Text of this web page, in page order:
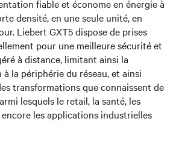
fiable et économe en énergie à
densité, en une seule unité, en
Liebert GXT5 dispose de prises
pour une meilleure sécurité et
à distance, limitant ainsi la
la périphérie du réseau, et ainsi
transformations que connaissent de
lesquels le retail, la santé, les
les applications industrielles